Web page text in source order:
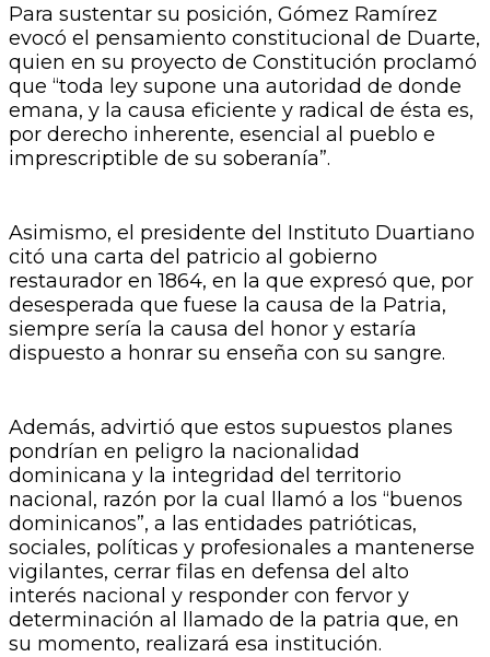
Para sustentar su posición, Gómez Ramírez
evocó el pensamiento constitucional de Duarte,
quien en su proyecto de Constitución proclamó
que “toda ley supone una autoridad de donde
emana, y la causa eficiente y radical de ésta es,
por derecho inherente, esencial al pueblo e
imprescriptible de su soberanía”.
Asimismo, el presidente del Instituto Duartiano
citó una carta del patricio al gobierno
restaurador en 1864, en la que expresó que, por
desesperada que fuese la causa de la Patria,
siempre sería la causa del honor y estaría
dispuesto a honrar su enseña con su sangre.
Además, advirtió que estos supuestos planes
pondrían en peligro la nacionalidad
dominicana y la integridad del territorio
nacional, razón por la cual llamó a los “buenos
dominicanos”, a las entidades patrióticas,
sociales, políticas y profesionales a mantenerse
vigilantes, cerrar filas en defensa del alto
interés nacional y responder con fervor y
determinación al llamado de la patria que, en
su momento, realizará esa institución.